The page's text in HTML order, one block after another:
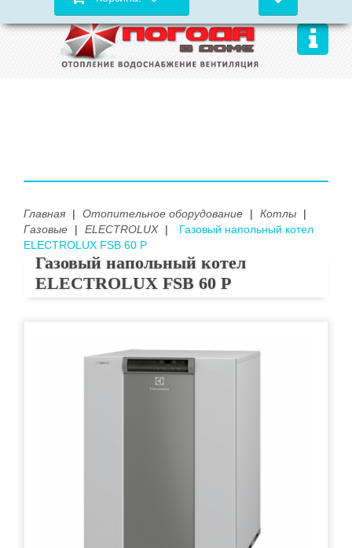
Главная | Отопительное оборудование | Котлы
|
Газовые
| ELECTROLUX |
Газовый напольный котел
ELECTROLUX FSB 60 P
Газовый напольный котел
ELECTROLUX FSB 60 P